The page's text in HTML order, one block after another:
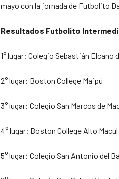
mayo con la jornada de Futbolito
Resultados Futbolito
1° lugar: Colegio Sebastián Elcano
2° lugar: Boston College Maipú
3° lugar: Colegio San Marcos de
4° lugar: Boston College Alto Macul
5° lugar: Colegio San Antonio del